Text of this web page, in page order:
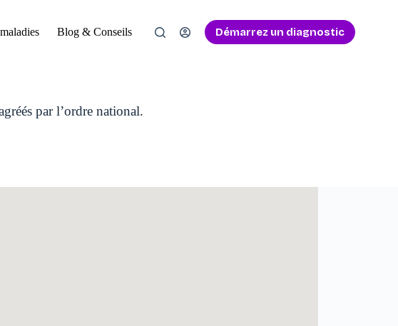
Blog & Conseils Démarrez un diagnostic
par l’ordre national.